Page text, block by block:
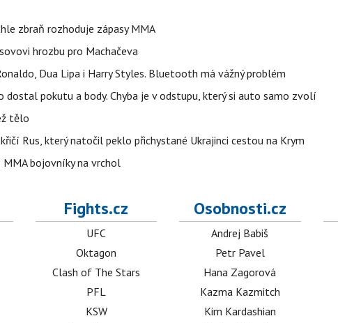
zbraň rozhoduje zápasy MMA
hrozbu pro Machačeva
Dua Lipa i Harry Styles. Bluetooth má vážný problém
pokutu a body. Chyba je v odstupu, který si auto samo zvolí
tělo
Rus, který natočil peklo přichystané Ukrajinci cestou na Krym
bojovníky na vrchol
Fights.cz
UFC
Oktagon
Clash of The Stars
PFL
KSW
Osobnosti.cz
Andrej Babiš
Petr Pavel
Hana Zagorová
Kazma Kazmitch
Kim Kardashian